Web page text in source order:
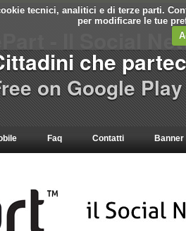
tecnici, analitici e di terze parti.
per modificare le tue
Faq Contatti Banner
ePart - Il Social
che
on Google Play